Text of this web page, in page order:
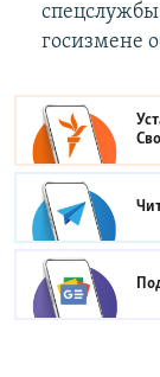
госизмене